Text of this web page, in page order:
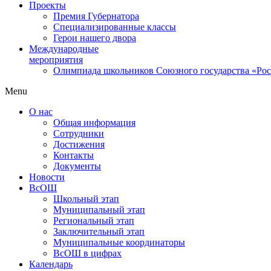
Проекты
Премия Губернатора
Специализированные классы
Герои нашего двора
Международные
мероприятия
Олимпиада школьников Союзного государства
Menu
О нас
Общая информация
Сотрудники
Достижения
Контакты
Документы
Новости
ВсОШ
Школьный этап
Муниципальный этап
Региональный этап
Заключительный этап
Муниципальные координаторы
ВсОШ в цифрах
Календарь